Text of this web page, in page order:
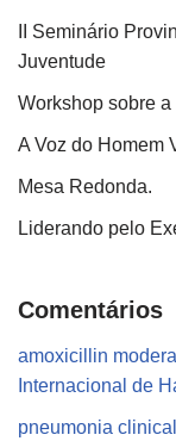
II Seminário
Juventude
Workshop sobre
A Voz do Homem
Mesa Redonda.
Liderando pelo
Comentários
amoxicillin
Internacional de
pneumonia